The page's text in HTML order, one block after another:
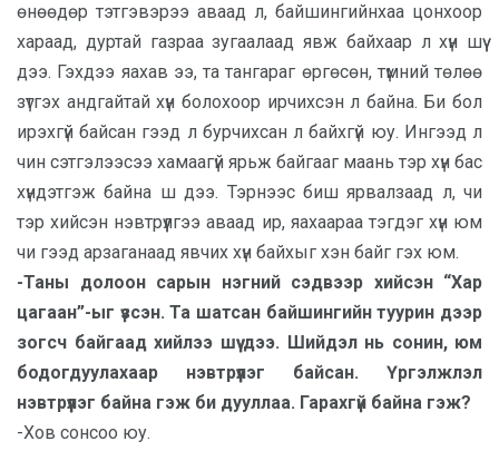
өнөөдөр тэтгэвэрээ аваад л, байшингийнхаа цонхоор
хараад, дуртай газраа зугаалаад явж байхаар л хүн шүү
дээ. Гэхдээ яахав ээ, та тангараг өргөсөн, түмний төлөө
зүтгэх андгайтай хүн болохоор ирчихсэн л байна. Би бол
ирэхгүй байсан гээд л бурчихсан л байхгүй юу. Ингээд л
чин сэтгэлээсээ хамаагүй ярьж байгааг маань тэр хүн бас
хүндэтгэж байна ш дээ. Тэрнээс биш ярвалзаад л, чи
тэр хийсэн нэвтрүүлгээ аваад ир, яахаараа тэгдэг хүн юм
чи гээд арзаганаад явчих хүн байхыг хэн байг гэх юм.
-Таны долоон сарын нэгний сэдвээр хийсэн “Хар
цагаан”-ыг үзсэн. Та шатсан байшингийн туурин дээр
зогсч байгаад хийлээ шүү дээ. Шийдэл нь сонин, юм
бодогдуулахаар нэвтрүүлэг байсан. Үргэлжлэл
нэвтрүүлэг байна гэж би дууллаа. Гарахгүй байна гэж?
-Хов сонсоо юу.